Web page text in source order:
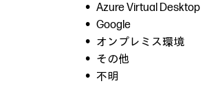
Azure Virtual Desktop
Google
オンプレミス環境
その他
不明